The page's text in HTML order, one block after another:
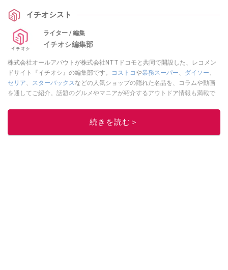
イチオシスト
ライター / 編集
イチオシ編集部
株式会社オールアバウトが株式会社NTTドコモと共同で開設した、レコメン
ドサイト『イチオシ』の編集部です。
コストコや業務スーパー ダイソー
セリア
スターバックス などの人気ショップの隠れた名品を、コラムや動画
を通してご紹介。話題のグルメやマニアが紹介するアウトドア情報も満載で
レビューしています。毎日トレンド情報をお届けしているので、ぜひ
してください！続きを読む＞